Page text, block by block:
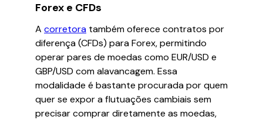
Forex e CFDs
A corretora também oferece contratos por
diferença (CFDs) para Forex, permitindo
operar pares de moedas como EUR/USD e
GBP/USD com alavancagem. Essa
modalidade é bastante procurada por quem
quer se expor a flutuações cambiais sem
precisar comprar diretamente as moedas,